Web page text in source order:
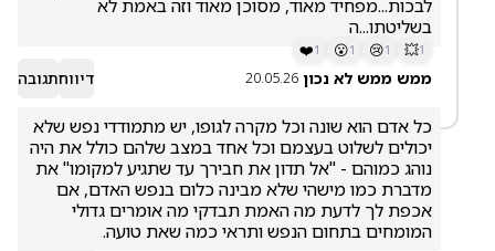
בשליטתו...ה
❤️1 😮1 😢1 💥1
ממש ממש לא נכון 20.05.26 דיווחתגובה
המומחים בתחום הנפש ותראי כמה שאת טועה.